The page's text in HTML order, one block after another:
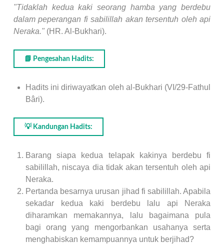
"Tidaklah kedua kaki seorang hamba yang berdebu
dalam peperangan fi sabilillah akan tersentuh oleh api
Neraka." (HR. Al-Bukhari).
📗 Pengesahan Hadits:
Hadits ini diriwayatkan oleh al-Bukhari (VI/29-Fathul
Bâri).
💡 Kandungan Hadits:
Barang siapa kedua telapak kakinya berdebu fi
sabilillah, niscaya dia tidak akan tersentuh oleh api
Neraka.
Pertanda besarnya urusan jihad fi sabilillah. Apabila
sekadar kedua kaki berdebu lalu api Neraka
diharamkan memakannya, lalu bagaimana pula
bagi orang yang mengorbankan usahanya serta
menghabiskan kemampuannya untuk berjihad?